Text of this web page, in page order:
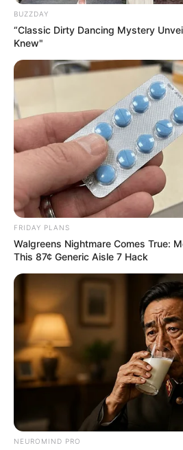
ดูดวงรายวัน
แบ่งปัน
สำหรับคนเกิ
ดูดวงสำหรับคนเกิด
ดูดวงสำหรับคนเกิด
ดูดวงสำหรับคนเ
ดูดวงสำหรับคนเกิด
ดูดวงสำหรับคนเ
ดูดวงสำหรับคนเกิ
BUZZDAY
“Classic Dirty Dancing Mystery
Knew"
FRIDAY PLANS
Walgreens Nightmare Comes True:
This 87¢ Generic Aisle 7 Hack
NEUROMIND PRO